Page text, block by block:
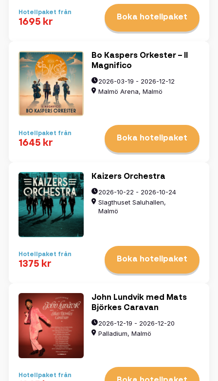
Hotellpaket från
1695 kr Boka hotellpaket
Bo Kaspers Orkester – Il
Magnifico
2026-03-19 - 2026-12-12
Malmö Arena, Malmö
Hotellpaket från
1645 kr Boka hotellpaket
Kaizers Orchestra
2026-10-22 - 2026-10-24
Slagthuset Saluhallen,
Malmö
Hotellpaket från
1375 kr Boka hotellpaket
John Lundvik med Mats
Björkes Caravan
2026-12-19 - 2026-12-20
Palladium, Malmö
Hotellpaket från